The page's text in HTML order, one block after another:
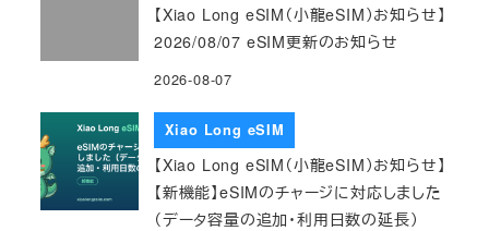
【Xiao Long eSIM（小龍eSIM）お知らせ】
2026/08/07 eSIM更新のお知らせ
2026-08-07
Xiao Long eSIM
【Xiao Long eSIM（小龍eSIM）お知らせ】
【新機能】eSIMのチャージに対応しました
（データ容量の追加・利用日数の延長）